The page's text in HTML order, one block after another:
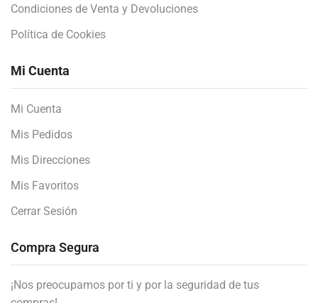
Condiciones de Venta y Devoluciones
Política de Cookies
Mi Cuenta
Mi Cuenta
Mis Pedidos
Mis Direcciones
Mis Favoritos
Cerrar Sesión
Compra Segura
¡Nos preocupamos por ti y por la seguridad de tus